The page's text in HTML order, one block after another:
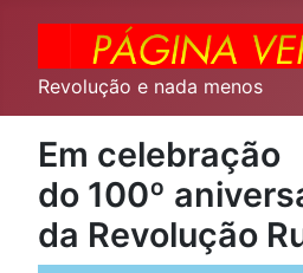
Revolução e nada menos
Em celebração
do 100º
da Revolução